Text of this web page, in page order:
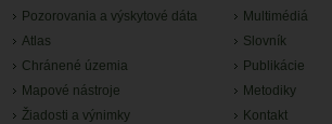
Pozorovania a výskytové dáta
Atlas
Chránené územia
Mapové nástroje
Žiadosti a výnimky
Multimédiá
Slovník
Publikácie
Metodiky
Kontakt